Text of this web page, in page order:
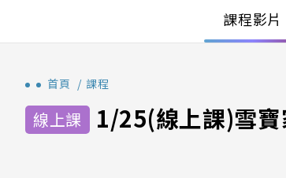
課程影片
首頁 課程
1/25(線上課)雪